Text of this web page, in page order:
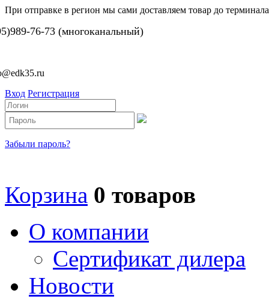
При отправке в регион мы сами доставляем товар до
76-73 (многоканальный)
Вход Регистрация
Забыли пароль?
Корзина 0 товаров
О компании
Сертификат дилера
Новости